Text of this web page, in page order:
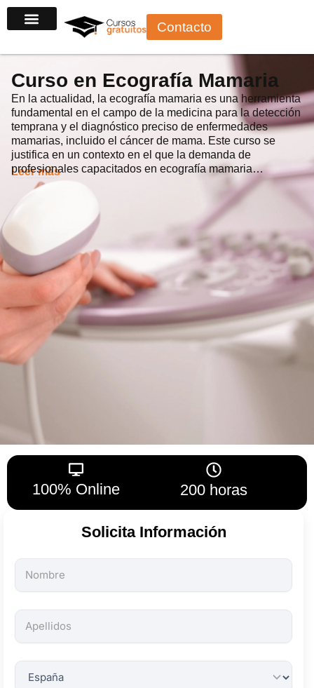
al
Contacto
Curso en Ecografía Mamaria
En la actualidad, la ecografía mamaria es una herramienta
fundamental en el campo de la medicina para la detección
temprana y el diagnóstico preciso de enfermedades
mamarias, incluido el cáncer de mama. Este curso se
justifica en un contexto en el que la demanda de
profesionales capacitados en ecografía mamaria…
Leer más
100% Online 200 horas
Solicita Información
Todos
los
son
obligatorios.